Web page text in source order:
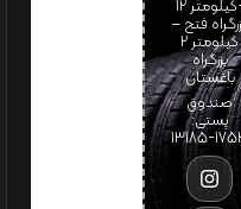
-کیلومتر 12
فتح –
کیلومتر ۲
بزرگراه
باغستان
صندوق
پستی:
1753-